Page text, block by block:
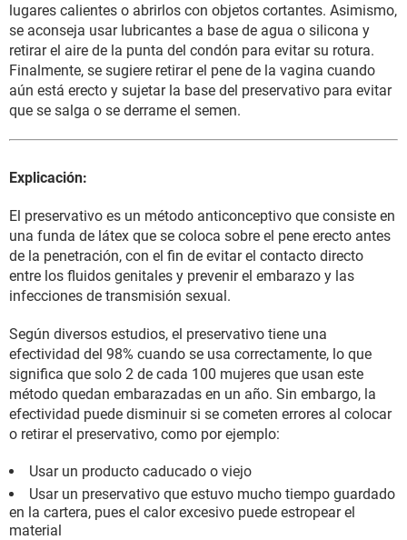
lugares calientes o abrirlos con objetos cortantes. Asimismo,
se aconseja usar lubricantes a base de agua o silicona y
retirar el aire de la punta del condón para evitar su rotura.
Finalmente, se sugiere retirar el pene de la vagina cuando
aún está erecto y sujetar la base del preservativo para evitar
que se salga o se derrame el semen.
Explicación:
El preservativo es un método anticonceptivo que consiste en
una funda de látex que se coloca sobre el pene erecto antes
de la penetración, con el fin de evitar el contacto directo
entre los fluidos genitales y prevenir el embarazo y las
infecciones de transmisión sexual.
Según diversos estudios, el preservativo tiene una
efectividad del 98% cuando se usa correctamente, lo que
significa que solo 2 de cada 100 mujeres que usan este
método quedan embarazadas en un año. Sin embargo, la
efectividad puede disminuir si se cometen errores al colocar
o retirar el preservativo, como por ejemplo:
Usar un producto caducado o viejo
Usar un preservativo que estuvo mucho tiempo guardado
en la cartera, pues el calor excesivo puede estropear el
material